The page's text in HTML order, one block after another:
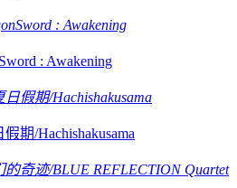
: Awakening
期/Hachishakusama